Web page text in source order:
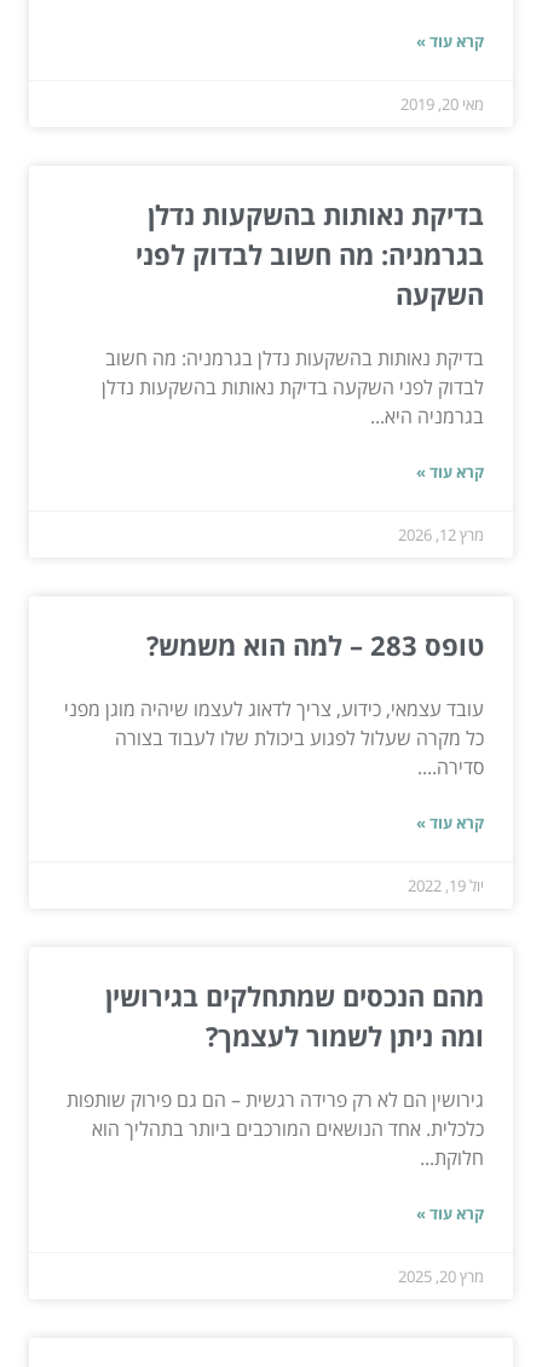
קרא עוד »
מאי 20, 2019
בדיקת נאותות בהשקעות נדלן
בגרמניה: מה חשוב לבדוק לפני
השקעה
בדיקת נאותות בהשקעות נדלן בגרמניה: מה חשוב
לבדוק לפני השקעה בדיקת נאותות בהשקעות נדלן
בגרמניה היא...
קרא עוד »
מרץ 12, 2026
טופס 283 – למה הוא משמש?
עובד עצמאי, כידוע, צריך לדאוג לעצמו שיהיה מוגן מפני
כל מקרה שעלול לפגוע ביכולת שלו לעבוד בצורה
סדירה....
קרא עוד »
יול 19, 2022
מהם הנכסים שמתחלקים בגירושין
ומה ניתן לשמור לעצמך?
גירושין הם לא רק פרידה רגשית – הם גם פירוק שותפות
כלכלית. אחד הנושאים המורכבים ביותר בתהליך הוא
חלוקת...
קרא עוד »
מרץ 20, 2025